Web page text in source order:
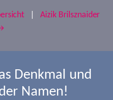
Aizik Brilsznaider
Denkmal und
Namen!